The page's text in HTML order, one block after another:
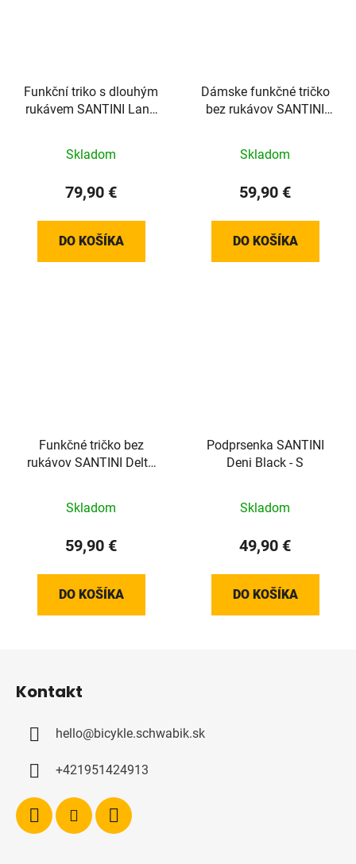
Funkční triko s dlouhým
rukávem SANTINI Lana
Skladom
79,90 €
DO KOŠÍKA
Dámske funkčné tričko
bez rukávov SANTINI
Skladom
59,90 €
DO KOŠÍKA
Funkčné tričko bez
rukávov SANTINI Delta
Skladom
59,90 €
DO KOŠÍKA
Podprsenka SANTINI
Deni Black - S
Skladom
49,90 €
DO KOŠÍKA
Kontakt
hello@bicykle.schwabik.sk
+421951424913